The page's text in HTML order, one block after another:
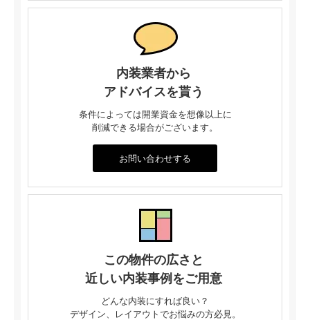
内装業者から
アドバイスを貰う
条件によっては開業資金を想像以上に
削減できる場合がございます。
お問い合わせする
この物件の広さと
近しい内装事例をご用意
どんな内装にすれば良い？
デザイン、レイアウトでお悩みの方必見。